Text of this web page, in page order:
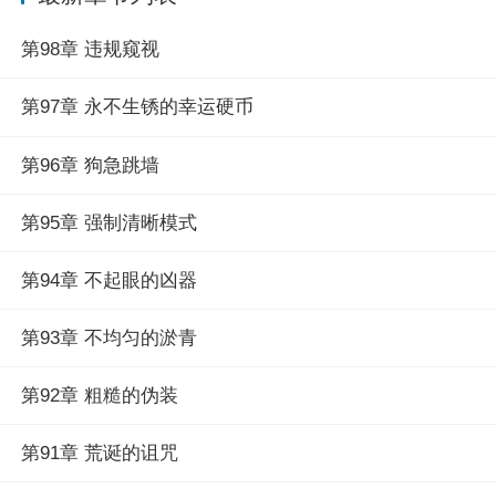
第98章 违规窥视
第97章 永不生锈的幸运硬币
第96章 狗急跳墙
第95章 强制清晰模式
第94章 不起眼的凶器
第93章 不均匀的淤青
第92章 粗糙的伪装
第91章 荒诞的诅咒